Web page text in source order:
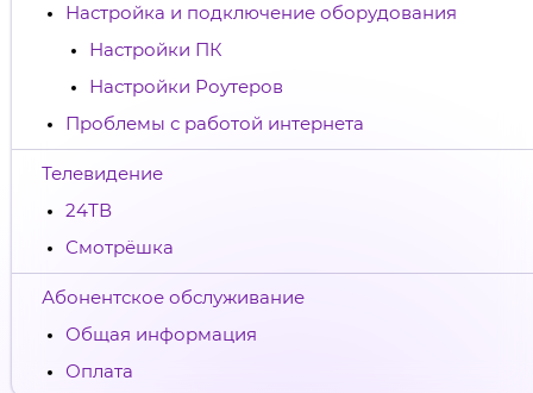
Настройка и подключение оборудования
Настройки ПК
Настройки Роутеров
Проблемы с работой интернета
Телевидение
24ТВ
Смотрёшка
Абонентское обслуживание
Общая информация
Оплата